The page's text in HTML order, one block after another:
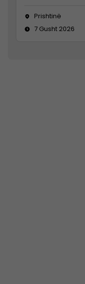
Prishtinë
7 Gusht 2026